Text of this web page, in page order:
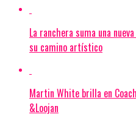
La ranchera suma una
su camino artístico
Martin White brilla en
&Loojan